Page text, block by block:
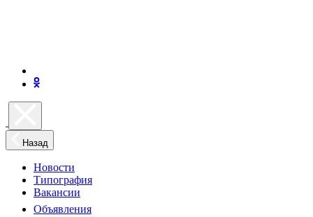
Назад
Новости
Типография
Вакансии
Объявления